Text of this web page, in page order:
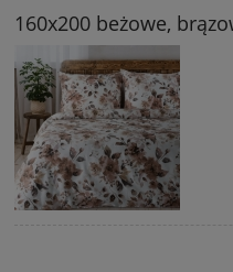
160x200 beżowe,